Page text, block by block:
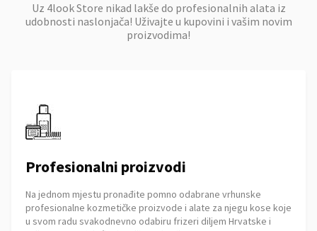
Uz 4look Store nikad lakše do profesionalnih alata iz
udobnosti naslonjača! Uživajte u kupovini i vašim novim
proizvodima!
Profesionalni proizvodi
Na jednom mjestu pronađite pomno odabrane vrhunske
profesionalne kozmetičke proizvode i alate za njegu kose koje
u svom radu svakodnevno odabiru frizeri diljem Hrvatske i